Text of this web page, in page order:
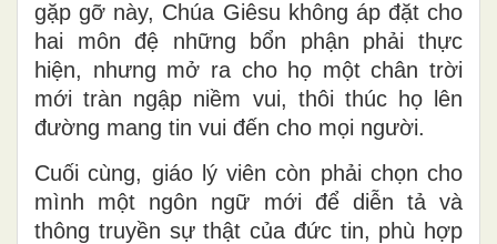
gặp gỡ này, Chúa Giêsu không áp đặt cho
hai môn đệ những bổn phận phải thực
hiện, nhưng mở ra cho họ một chân trời
mới tràn ngập niềm vui, thôi thúc họ lên
đường mang tin vui đến cho mọi người.
Cuối cùng, giáo lý viên còn phải chọn cho
mình một ngôn ngữ mới để diễn tả và
thông truyền sự thật của đức tin, phù hợp